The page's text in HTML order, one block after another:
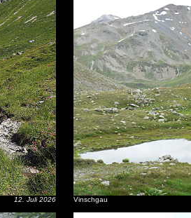
12. Juli 2026 Vinschgau